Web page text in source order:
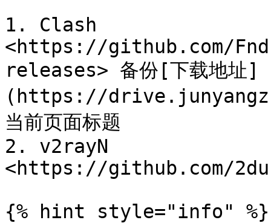
1. Clash
<https://github.com/
releases> 备份[下载地址]
(https://
当前页面标题
2. v2rayN
<https://github.com/
{% hint style="info" %}